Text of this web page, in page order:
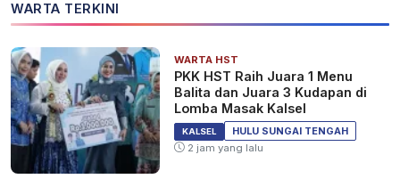
SIAP-SIAP! Januari 2025, ASN
Mulai Dipindahkan ke IKN
Nusantara
BERITA 1 tahun yang lalu
WARTA TERKINI
WARTA HST
PKK HST Raih Juara 1 Menu
Balita dan Juara 3 Kudapan di
Lomba Masak Kalsel
KALSEL
HULU SUNGAI TENGAH
2 jam yang lalu